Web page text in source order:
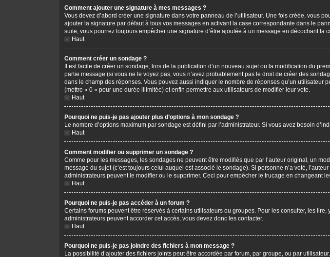
Comment ajouter une signature à mes messages ?
Vous devez d’abord créer une signature dans votre panneau de l’utilisateur. Une fois créée, vous
ajouter la signature par défaut à tous vos messages en activant la case correspondante dans le
suite, vous pourrez toujours empêcher une signature d’être ajoutée à un message en décochant la
Haut
Comment créer un sondage ?
Il est facile de créer un sondage, lors de la publication d’un nouveau sujet ou la modification du
partie message (si vous ne le voyez pas, vous n’avez probablement pas le droit de créer des
dans le champ des réponses. Vous pouvez aussi indiquer le nombre de réponses qu’un
(mettre « 0 » pour une durée illimitée) et enfin permettre aux utilisateurs de modifier leur vote.
Haut
Pourquoi ne puis-je pas ajouter plus d’options à mon sondage ?
Le nombre d’options maximum par sondage est défini par l’administrateur. Si vous avez besoin
Haut
Comment modifier ou supprimer un sondage ?
Comme pour les messages, les sondages ne peuvent être modifiés que par l’auteur original, un
message du sujet (c’est toujours celui auquel est associé le sondage). Si personne n’a voté,
administrateurs peuvent le modifier ou le supprimer. Ceci pour empêcher le trucage en changeant
Haut
Pourquoi ne puis-je pas accéder à un forum ?
Certains forums peuvent être réservés à certains utilisateurs ou groupes. Pour les consulter, les
administrateurs peuvent accorder cet accès, vous devez donc les contacter.
Haut
Pourquoi ne puis-je pas joindre des fichiers à mon message ?
La possibilité d’ajouter des fichiers joints peut être accordée par forum, par groupe, ou par